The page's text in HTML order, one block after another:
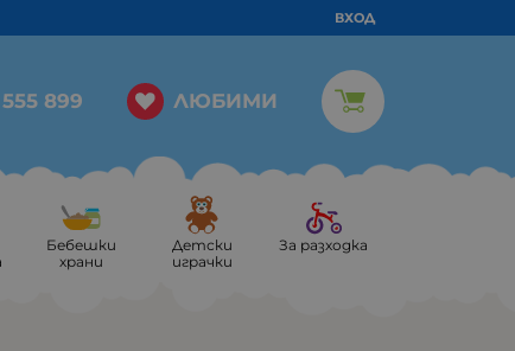
ВХОД
899 ЛЮБИМИ
Бебешки
храни
Детски
играчки
За разходка